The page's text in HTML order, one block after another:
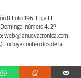
8,Folio 196, Hoja LE
número 4, 2º
web@lanuevacronica.com.
Incluye contenidos de la